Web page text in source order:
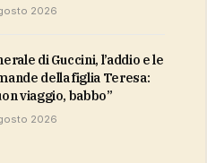
2026
della figlia Teresa:
viaggio, babbo”
2026